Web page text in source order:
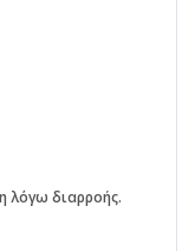
λόγω διαρροής.